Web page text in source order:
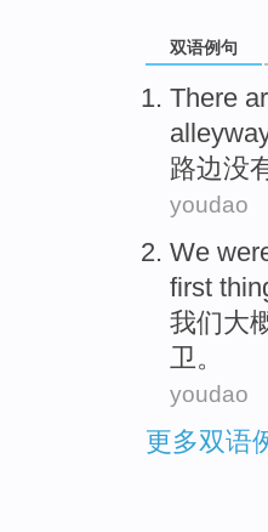
双语例句
There
路边没
youdao
We
first
我们大
卫。
youdao
更多双语